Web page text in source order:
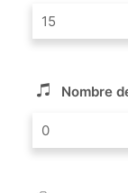
15
Nombre
0